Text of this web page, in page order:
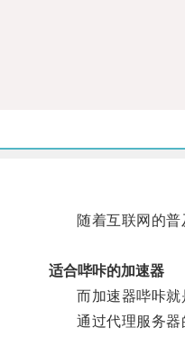
随着互联网的普及
适合哔咔的加速器
而加速器哔咔就
通过代理服务器的